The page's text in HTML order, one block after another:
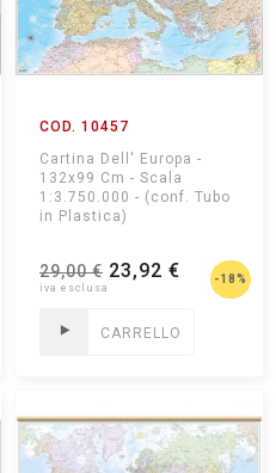
COD. 10457
Cartina Dell' Europa -
132x99 Cm - Scala
1:3.750.000 - (conf. Tubo
in Plastica)
29,00 € 23,92 € -18%
CARRELLO